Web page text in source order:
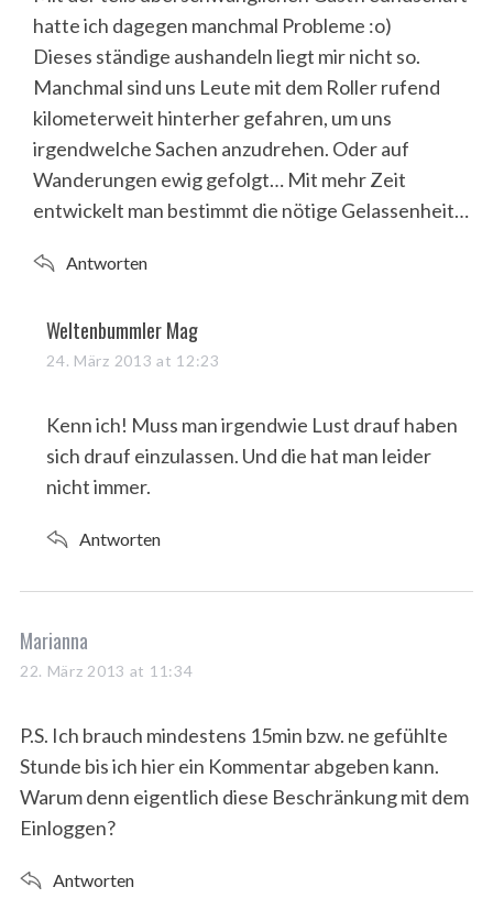
hatte ich dagegen manchmal Probleme :o)
Dieses ständige aushandeln liegt mir nicht so.
Manchmal sind uns Leute mit dem Roller rufend
kilometerweit hinterher gefahren, um uns
irgendwelche Sachen anzudrehen. Oder auf
Wanderungen ewig gefolgt… Mit mehr Zeit
entwickelt man bestimmt die nötige Gelassenheit…
Antworten
s
a
s
:
Weltenbummler Mag
24. März 2013 at 12:23
Kenn ich! Muss man irgendwie Lust drauf haben
sich drauf einzulassen. Und die hat man leider
nicht immer.
Antworten
s
a
s
:
Marianna
22. März 2013 at 11:34
P.S. Ich brauch mindestens 15min bzw. ne gefühlte
Stunde bis ich hier ein Kommentar abgeben kann.
Warum denn eigentlich diese Beschränkung mit dem
Einloggen?
Antworten
S
e
a
r
h
f
o
: